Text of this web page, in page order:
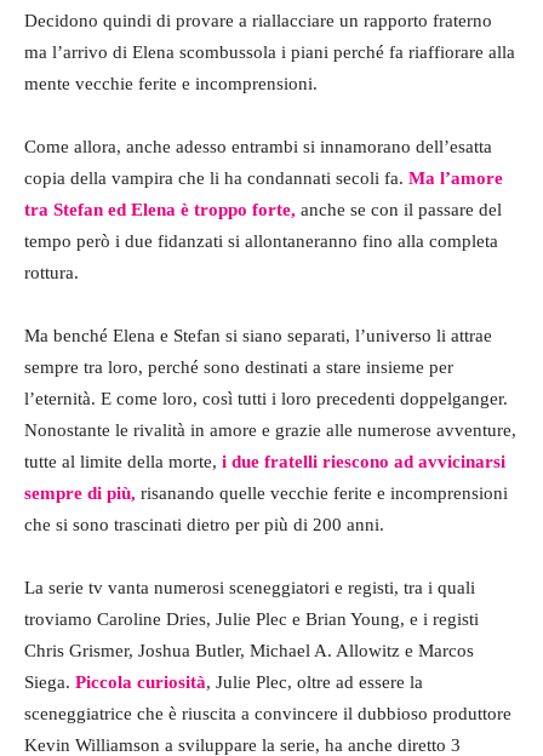
Decidono quindi di provare a riallacciare un rapporto fraterno
ma l’arrivo di Elena scombussola i piani perché fa riaffiorare alla
mente vecchie ferite e incomprensioni.
Come allora, anche adesso entrambi si innamorano dell’esatta
copia della vampira che li ha condannati secoli fa. Ma l’amore
tra Stefan ed Elena è troppo forte, anche se con il passare del
tempo però i due fidanzati si allontaneranno fino alla completa
rottura.
Ma benché Elena e Stefan si siano separati, l’universo li attrae
sempre tra loro, perché sono destinati a stare insieme per
l’eternità. E come loro, così tutti i loro precedenti doppelganger.
Nonostante le rivalità in amore e grazie alle numerose avventure,
tutte al limite della morte, i due fratelli riescono ad avvicinarsi
sempre di più, risanando quelle vecchie ferite e incomprensioni
che si sono trascinati dietro per più di 200 anni.
La serie tv vanta numerosi sceneggiatori e registi, tra i quali
troviamo Caroline Dries, Julie Plec e Brian Young, e i registi
Chris Grismer, Joshua Butler, Michael A. Allowitz e Marcos
Siega. Piccola curiosità, Julie Plec, oltre ad essere la
sceneggiatrice che è riuscita a convincere il dubbioso produttore
Kevin Williamson a sviluppare la serie, ha anche diretto 3